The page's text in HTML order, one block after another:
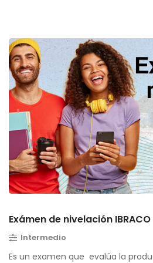
Exámen de nivelación IBRACO
Intermedio
Es un examen que evalúa la